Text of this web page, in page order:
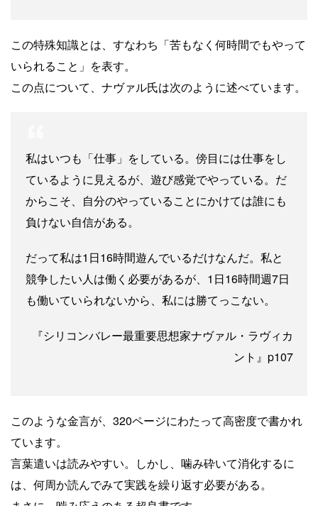
この特殊知識とは、すなわち「苦もなく何時間でもやって
いられること」を表す。
この点について、ナヴァル氏は次のように述べています。
私はいつも「仕事」をしている。傍目には仕事をし
ているように見えるが、遊び感覚でやっている。だ
からこそ、自分のやっていることにかけては誰にも
負けない自信がある。
だって私は1日16時間遊んでいるだけなんだ。私と
競争したい人は働く必要があるが、1日16時間週7日
も働いていられないから、私には勝てっこない。
『シリコンバレー最重要思想家ナヴァル・ラヴィカ
ント』p107
このような金言が、320ページにわたって高密度で書かれ
ています。
言葉遣いは読みやすい。しかし、噛み砕いて消化するに
は、何周か読んでみて実践を繰り返す必要がある。